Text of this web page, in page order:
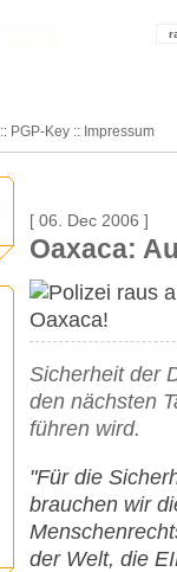
:: PGP-Key :: Impressum
[ 06. Dec 2006 ]
Oaxaca:
Sicherheit der
den nächsten
führen wird.
"Für die
brauchen wir
der Welt, die